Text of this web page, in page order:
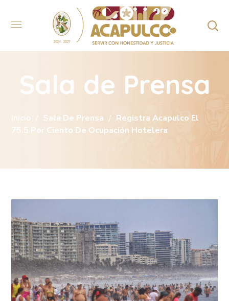
Sala de Prensa
Inicio Sala De Prensa
Registra Acapulco El
75.5 Por Ciento De Ocupación Hotelera